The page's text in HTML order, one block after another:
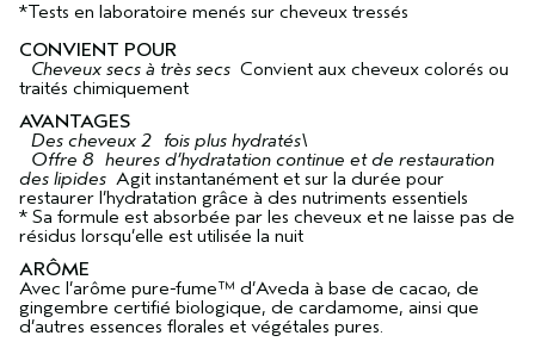
*Tests en laboratoire menés sur cheveux tressés
CONVIENT POUR
Cheveux secs à très secs Convient aux cheveux colorés ou
traités chimiquement
AVANTAGES
Des cheveux 2 fois plus hydratés\
Offre 8 heures d’hydratation continue et de restauration
des lipides Agit instantanément et sur la durée pour
restaurer l’hydratation grâce à des nutriments essentiels
* Sa formule est absorbée par les cheveux et ne laisse pas de
résidus lorsqu’elle est utilisée la nuit
ARÔME
Avec l’arôme pure-fume™ d’Aveda à base de cacao, de
gingembre certifié biologique, de cardamome, ainsi que
d’autres essences florales et végétales pures.